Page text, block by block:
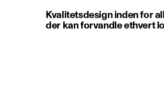
Kvalitetsdesign inden for
der kan forvandle ethvert